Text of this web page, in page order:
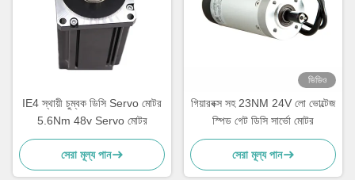
IE4 স্থায়ী চুম্বক ডিসি Servo মোটর
5.6Nm 48v Servo মোটর
সেরা মূল্য পান
ভিডিও
গিয়ারবক্স সহ 23NM 24V লো ভোল্টেজ
স্পিড গেট ডিসি সার্ভো মোটর
সেরা মূল্য পান